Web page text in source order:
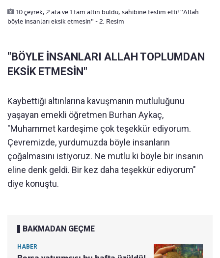
10 çeyrek, 2 ata ve 1 tam altın buldu, sahibine teslim etti! "Allah
böyle insanları eksik etmesin" - 2. Resim
"BÖYLE İNSANLARI ALLAH TOPLUMDAN
EKSİK ETMESİN"
Kaybettiği altınlarına kavuşmanın mutluluğunu
yaşayan emekli öğretmen Burhan Aykaç,
"Muhammet kardeşime çok teşekkür ediyorum.
Çevremizde, yurdumuzda böyle insanların
çoğalmasını istiyoruz. Ne mutlu ki böyle bir insanın
eline denk geldi. Bir kez daha teşekkür ediyorum"
diye konuştu.
BAKMADAN GEÇME
HABER